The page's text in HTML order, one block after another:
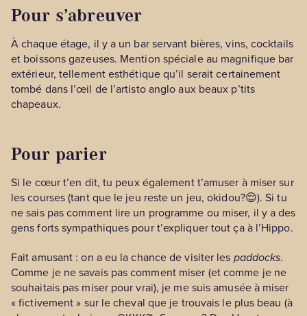
Pour s’abreuver
À chaque étage, il y a un bar servant bières, vins, cocktails
et boissons gazeuses. Mention spéciale au magnifique bar
extérieur, tellement esthétique qu’il serait certainement
tombé dans l’œil de l’artisto anglo aux beaux p’tits
chapeaux.
Pour parier
Si le cœur t’en dit, tu peux également t’amuser à miser sur
les courses (tant que le jeu reste un jeu, okidou?😌). Si tu
ne sais pas comment lire un programme ou miser, il y a des
gens forts sympathiques pour t’expliquer tout ça à l’Hippo.
Fait amusant : on a eu la chance de visiter les paddocks.
Comme je ne savais pas comment miser (et comme je ne
souhaitais pas miser pour vrai), je me suis amusée à miser
« fictivement » sur le cheval que je trouvais le plus beau (à